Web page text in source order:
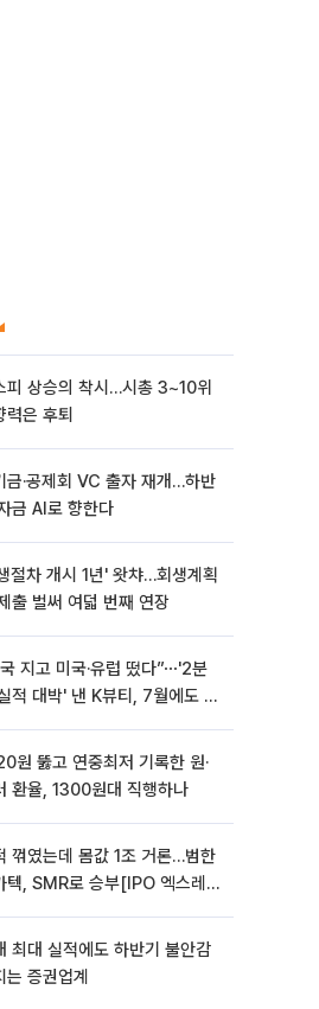
피 상승의 착시…시총 3~10위
력은 후퇴
금·공제회 VC 출자 재개…하반
금 AI로 향한다
절차 개시 1년' 왓챠…회생계획
출 벌써 여덟 번째 연장
지고 미국·유럽 떴다”⋯'2분
적 대박' 낸 K뷰티, 7월에도 질
원 뚫고 연중최저 기록한 원·
환율, 1300원대 직행하나
꺾였는데 몸값 1조 거론…범한
텍, SMR로 승부[IPO 엑스레
최대 실적에도 하반기 불안감
는 증권업계